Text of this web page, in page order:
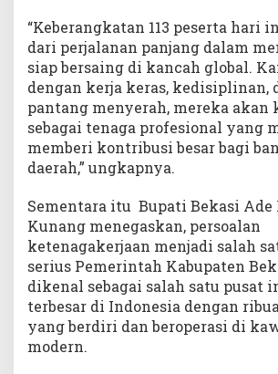
“Keberangkatan 113 peserta hari
dari perjalanan panjang dalam
siap bersaing di kancah global.
dengan kerja keras, kedisiplinan,
pantang menyerah, mereka akan
sebagai tenaga profesional yang
memberi kontribusi besar bagi
daerah,” ungkapnya.
Sementara itu Bupati Bekasi Ade
Kunang menegaskan, persoalan
ketenagakerjaan menjadi salah
serius Pemerintah Kabupaten
dikenal sebagai salah satu pusat
terbesar di Indonesia dengan
yang berdiri dan beroperasi di
modern.